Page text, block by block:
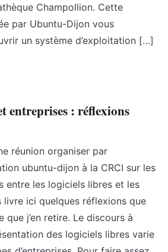
Champollion. Cette
par Ubuntu-Dijon vous
un système d’exploitation […]
entreprises : réflexions
réunion organiser par
ubuntu-dijon à la CRCI sur les
entre les logiciels libres et les
livre ici quelques réflexions que
que j’en retire. Le discours à
des logiciels libres varie